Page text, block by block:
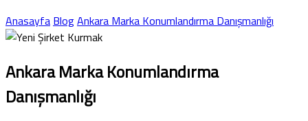
Anasayfa BlogAnkara Marka Konumlandırma Danışmanlığı
Ankara Marka Konumlandırma
Danışmanlığı